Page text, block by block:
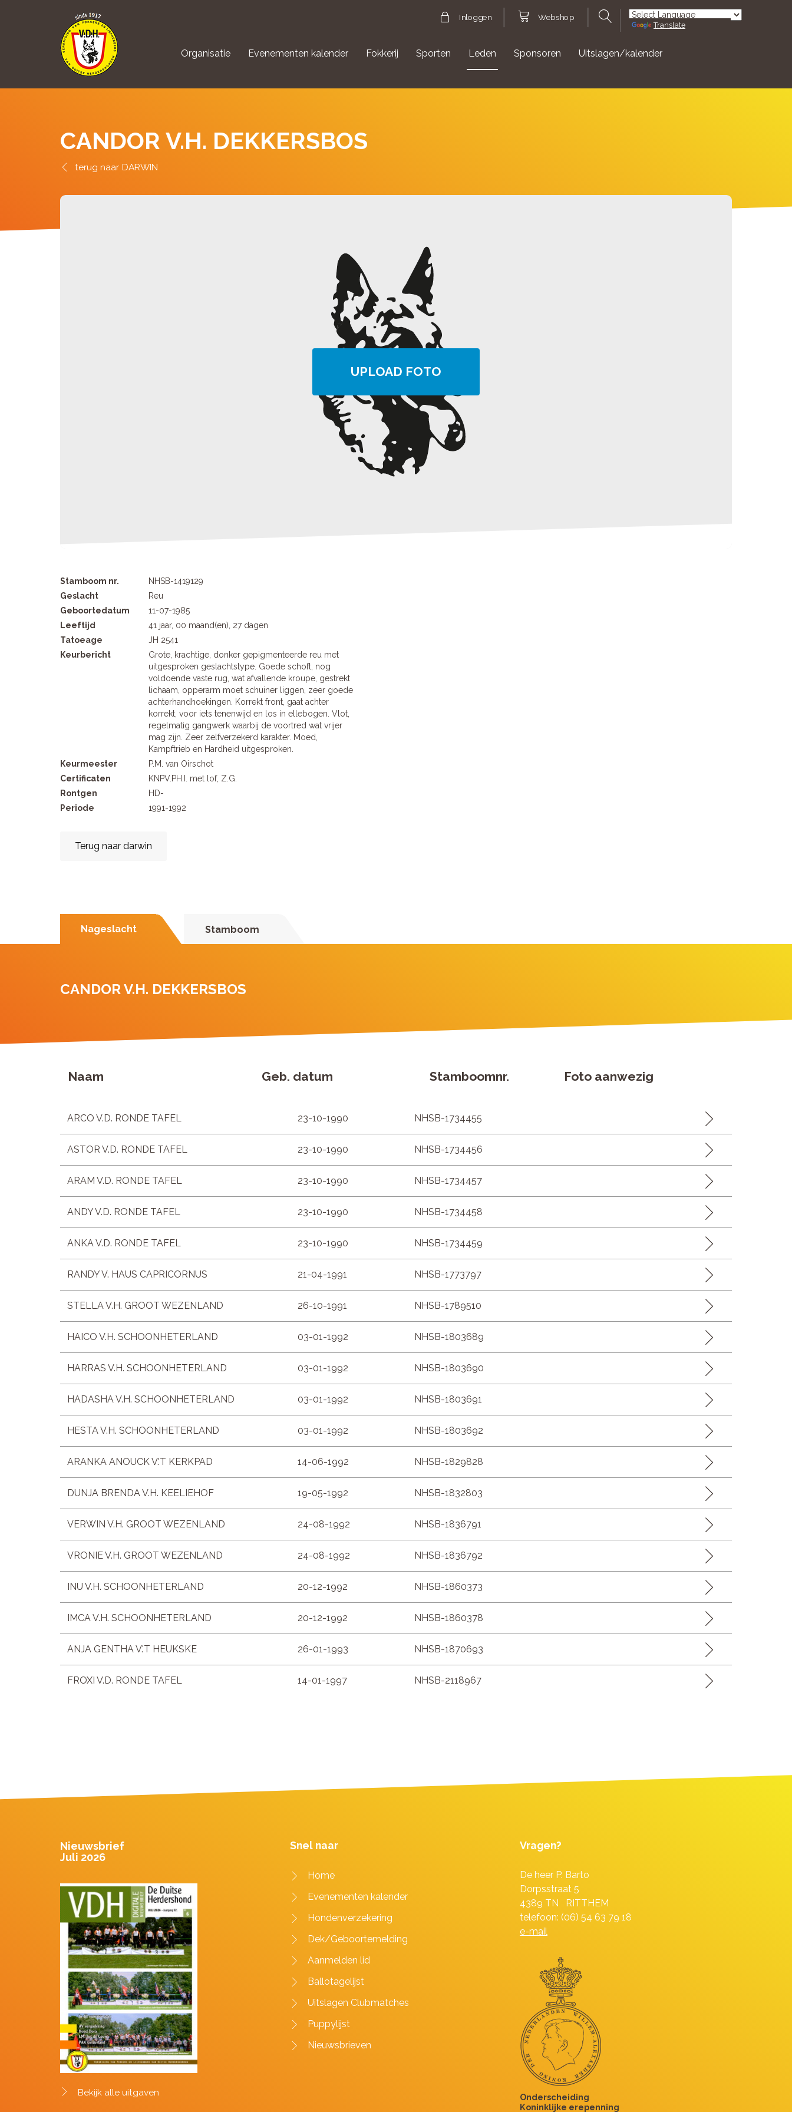
Inloggen Webshop
Powered by
Translate
Organisatie Evenementen kalender Fokkerij Sporten Leden Sponsoren Uitslagen/kalender
CANDOR V.H. DEKKERSBOS
DARWIN
Stamboom nr.
NHSB-1419129
Geslacht
Reu
Geboortedatum
11-07-1985
Leeftijd
41 jaar, 00 maand(en), 27 dagen
Tatoeage
JH 2541
Keurbericht
Grote, krachtige, donker gepigmenteerde reu met
uitgesproken geslachtstype. Goede schoft, nog
voldoende vaste rug, wat afvallende kroupe, gestrekt
lichaam, opperarm moet schuiner liggen, zeer goede
achterhandhoekingen. Korrekt front, gaat achter
korrekt, voor iets tenenwijd en los in ellebogen. Vlot,
regelmatig gangwerk waarbij de voortred wat vrijer
mag zijn. Zeer zelfverzekerd karakter. Moed,
Kampftrieb en Hardheid uitgesproken.
Keurmeester
P.M. van Oirschot
Certificaten
KNPV.PH.I. met lof, Z.G.
Rontgen
HD-
Periode
1991-1992
Terug naar darwin
Nageslacht Stamboom
CANDOR V.H. DEKKERSBOS
Naam Geb. datum Stamboomnr. Foto aanwezig
ARCO V.D. RONDE TAFEL 23-10-1990 NHSB-1734455
ASTOR V.D. RONDE TAFEL 23-10-1990 NHSB-1734456
ARAM V.D. RONDE TAFEL 23-10-1990 NHSB-1734457
ANDY V.D. RONDE TAFEL 23-10-1990 NHSB-1734458
ANKA V.D. RONDE TAFEL 23-10-1990 NHSB-1734459
RANDY V. HAUS CAPRICORNUS 21-04-1991 NHSB-1773797
STELLA V.H. GROOT WEZENLAND 26-10-1991 NHSB-1789510
HAICO V.H. SCHOONHETERLAND 03-01-1992 NHSB-1803689
HARRAS V.H. SCHOONHETERLAND 03-01-1992 NHSB-1803690
HADASHA V.H. SCHOONHETERLAND 03-01-1992 NHSB-1803691
HESTA V.H. SCHOONHETERLAND 03-01-1992 NHSB-1803692
ARANKA ANOUCK V.'T KERKPAD 14-06-1992 NHSB-1829828
DUNJA BRENDA V.H. KEELIEHOF 19-05-1992 NHSB-1832803
VERWIN V.H. GROOT WEZENLAND 24-08-1992 NHSB-1836791
VRONIE V.H. GROOT WEZENLAND 24-08-1992 NHSB-1836792
INU V.H. SCHOONHETERLAND 20-12-1992 NHSB-1860373
IMCA V.H. SCHOONHETERLAND 20-12-1992 NHSB-1860378
ANJA GENTHA V.'T HEUKSKE 26-01-1993 NHSB-1870693
FROXI V.D. RONDE TAFEL 14-01-1997 NHSB-2118967
Nieuwsbrief
Juli 2026
Bekijk alle uitgaven
Snel naar
Home
Evenementen kalender
Hondenverzekering
Dek/Geboortemelding
Aanmelden lid
Ballotagelijst
Uitslagen Clubmatches
Puppylijst
Nieuwsbrieven
Vragen?
De heer P. Barto
Dorpsstraat 5
4389 TN RITTHEM
telefoon: (06) 54 63 79 18
e-mail